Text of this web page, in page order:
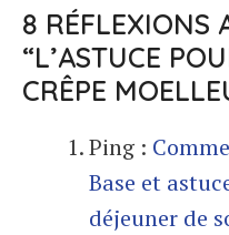
8 RÉFLEXIONS
“L’ASTUCE
CRÊPE
Ping :
Base et
déjeuner de